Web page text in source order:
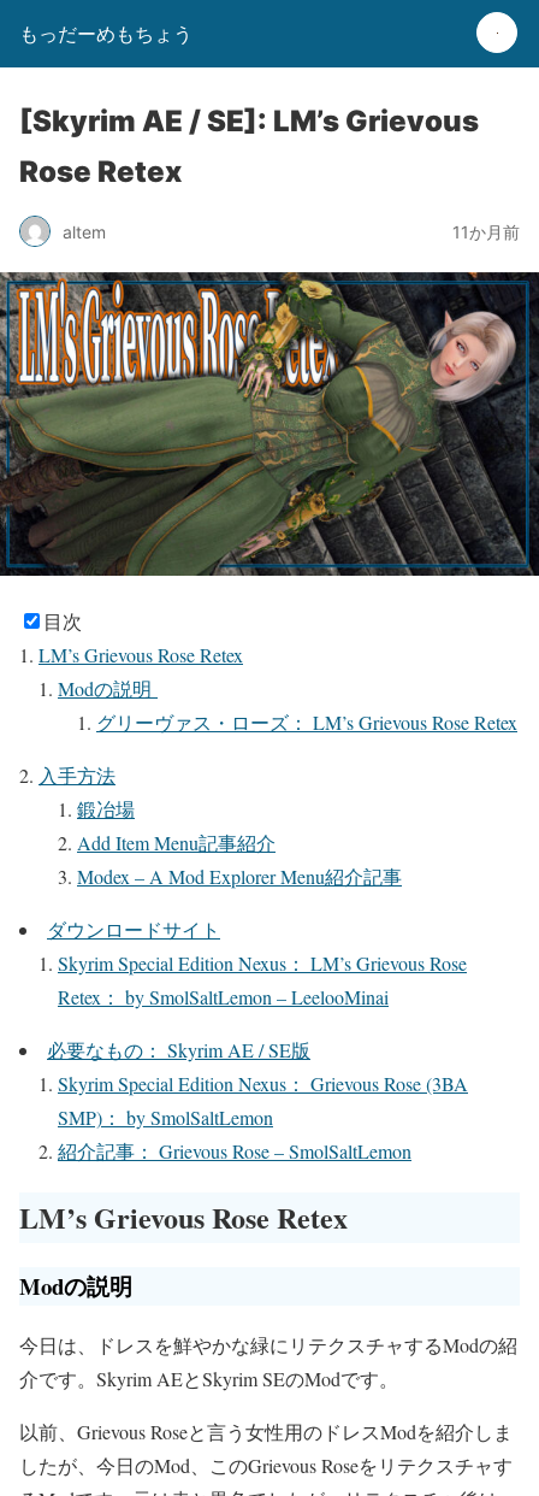
もっだーめもちょう
[Skyrim AE / SE]: LM’s Grievous
Rose Retex
altem 11か月前
目次
LM’s Grievous Rose Retex
Modの説明
グリーヴァス・ローズ： LM’s Grievous Rose Retex
入手方法
鍛冶場
Add Item Menu記事紹介
Modex – A Mod Explorer Menu紹介記事
ダウンロードサイト
Skyrim Special Edition Nexus： LM’s Grievous Rose
Retex： by SmolSaltLemon – LeelooMinai
必要なもの： Skyrim AE / SE版
Skyrim Special Edition Nexus： Grievous Rose (3BA
SMP)： by SmolSaltLemon
紹介記事： Grievous Rose – SmolSaltLemon
LM’s Grievous Rose Retex
Modの説明
今日は、ドレスを鮮やかな緑にリテクスチャするModの紹
介です。Skyrim AEとSkyrim SEのModです。
以前、Grievous Roseと言う女性用のドレスModを紹介しま
したが、今日のMod、このGrievous Roseをリテクスチャす